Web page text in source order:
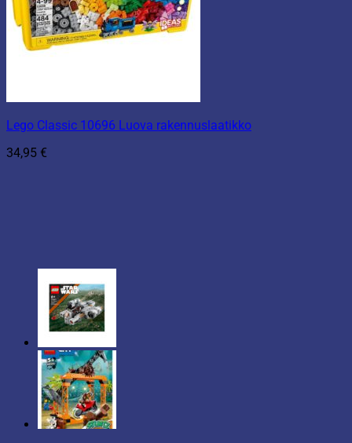
Lego Classic 10696 Luova rakennuslaatikko
34,95 €